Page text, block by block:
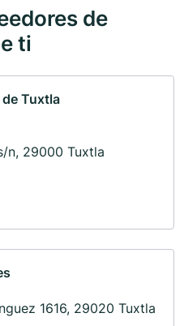
de
ti
Tuxtla
n, 29000 Tuxtla
1616, 29020 Tuxtla